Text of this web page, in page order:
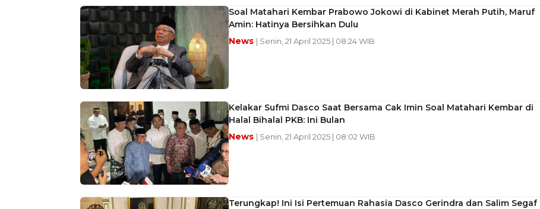
Soal Matahari Kembar Prabowo Jokowi di Kabinet Merah Putih, Maruf
Amin: Hatinya Bersihkan Dulu
News | Senin, 21 April 2025 | 08:24 WIB
Kelakar Sufmi Dasco Saat Bersama Cak Imin Soal Matahari Kembar di
Halal Bihalal PKB: Ini Bulan
News | Senin, 21 April 2025 | 08:02 WIB
Terungkap! Ini Isi Pertemuan Rahasia Dasco Gerindra dan Salim Segaf